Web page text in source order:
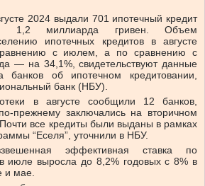
2024 выдали 701 ипотечный кредит
миллиарда гривен. Объем
ипотечных кредитов в августе
с июлем, а по сравнению с
— на 34,1%, свидетельствуют данные
банков об ипотечном кредитовании,
банк (НБУ).
в августе сообщили 12 банков,
прежнему заключались на вторичном
все кредиты были выданы в рамках
“Еселя”, уточнили в НБУ.
эффективная ставка по
июле выросла до 8,2% годовых с 8% в
и мае.